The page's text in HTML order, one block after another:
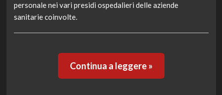
personale nei vari presidi ospedalieri delle aziende
sanitarie coinvolte.
Continua a leggere »